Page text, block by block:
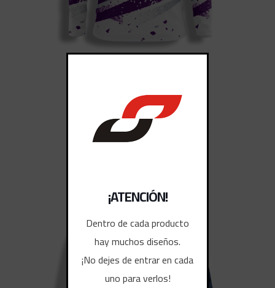
BUZOS ARQUERO 4
¡ATENCIÓN!
Dentro de cada producto
hay muchos diseños.
¡No dejes de entrar en cada
uno para verlos!